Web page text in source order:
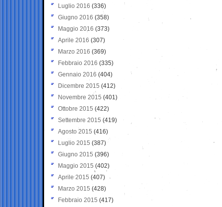
Luglio 2016 (336)
Giugno 2016 (358)
Maggio 2016 (373)
Aprile 2016 (307)
Marzo 2016 (369)
Febbraio 2016 (335)
Gennaio 2016 (404)
Dicembre 2015 (412)
Novembre 2015 (401)
Ottobre 2015 (422)
Settembre 2015 (419)
Agosto 2015 (416)
Luglio 2015 (387)
Giugno 2015 (396)
Maggio 2015 (402)
Aprile 2015 (407)
Marzo 2015 (428)
Febbraio 2015 (417)